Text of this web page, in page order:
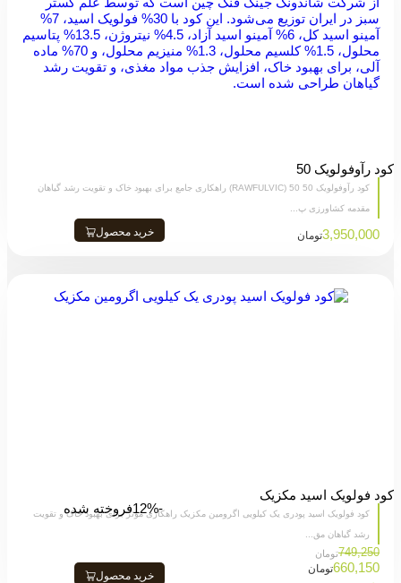
کود رآوفولویک 50
کود رآوفولویک 50 50 (RAWFULVIC) راهکاری جامع برای بهبود خاک و تقویت رشد گیاهان
مقدمه کشاورزی پ...
3,950,000تومان خرید محصول
کود فولویک اسید مکزیک
کود فولویک اسید پودری یک کیلویی اگرومین مکزیک راهکاری مؤثر برای بهبود خاک و تقویت
رشد گیاهان مق...
-12% فروخته شده
749,250تومان
660,150تومان
خرید محصول